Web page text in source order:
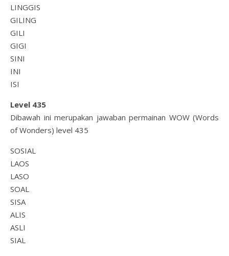
LINGGIS
GILING
GILI
GIGI
SINI
INI
ISI
Level 435
Dibawah ini merupakan jawaban permainan WOW (Words
of Wonders) level 435
SOSIAL
LAOS
LASO
SOAL
SISA
ALIS
ASLI
SIAL